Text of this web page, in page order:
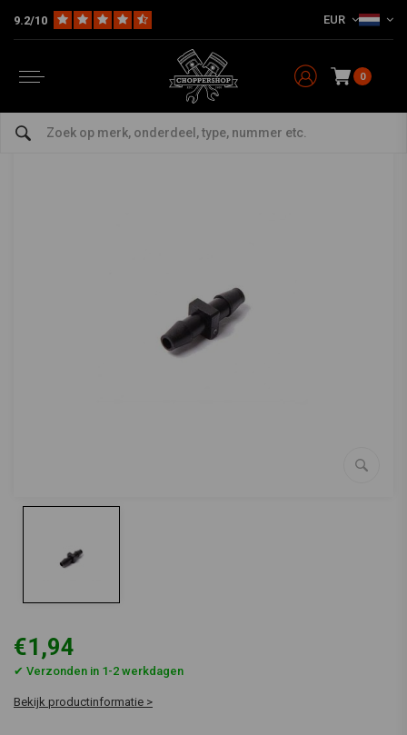
9.2/10 EUR
0
Multi-fit Tanks en Toebehoren Brandstofslang Connector 6MM
Brandstofslang Connector 6MM
€1,94
✔ Verzonden in 1-2 werkdagen
Bekijk productinformatie >